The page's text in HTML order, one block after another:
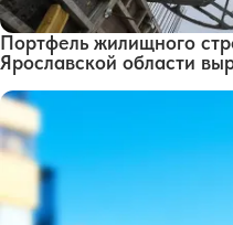
Портфель жилищного
Ярославской области